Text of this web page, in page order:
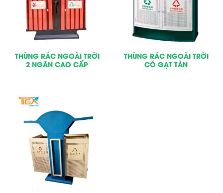
THÙNG RÁC NGOÀI TRỜI
2 NGĂN CAO CẤP
THÙNG RÁC NGOÀI TRỜI
CÓ GẠT TÀN